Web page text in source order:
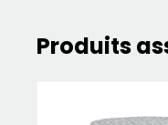
Produits